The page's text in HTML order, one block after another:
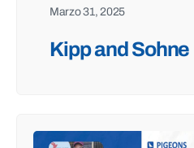
Marzo 31, 2025
Kipp and Sohne